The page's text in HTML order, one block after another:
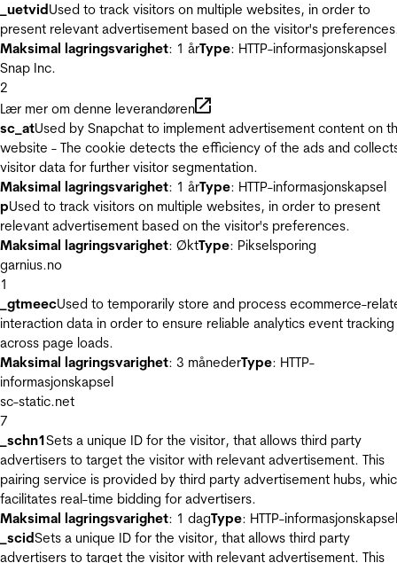
_uetvidUsed to track visitors on multiple websites, in order to
present relevant advertisement based on the visitor's
Maksimal lagringsvarighet: 1 årType: HTTP-informasjonskapsel
Snap Inc.
2
Lær mer om denne leverandøren
sc_atUsed by Snapchat to implement advertisement content on
website - The cookie detects the efficiency of the ads and
visitor data for further visitor segmentation.
Maksimal lagringsvarighet: 1 årType: HTTP-informasjonskapsel
pUsed to track visitors on multiple websites, in order to present
relevant advertisement based on the visitor's preferences.
Maksimal lagringsvarighet: ØktType: Pikselsporing
garnius.no
1
_gtmeecUsed to temporarily store and process ecommerce-
interaction data in order to ensure reliable analytics event tracking
across page loads.
Maksimal lagringsvarighet: 3 månederType: HTTP-
informasjonskapsel
sc-static.net
7
_schn1Sets a unique ID for the visitor, that allows third party
advertisers to target the visitor with relevant advertisement. This
pairing service is provided by third party advertisement hubs,
facilitates real-time bidding for advertisers.
Maksimal lagringsvarighet: 1 dagType: HTTP-informasjonskapsel
_scidSets a unique ID for the visitor, that allows third party
advertisers to target the visitor with relevant advertisement. This